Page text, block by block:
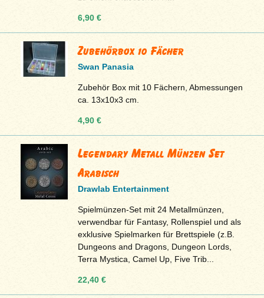
6,90 €
Zubehörbox 10 Fächer
Swan Panasia
Zubehör Box mit 10 Fächern, Abmessungen
ca. 13x10x3 cm.
4,90 €
Legendary Metall Münzen Set
Arabisch
Drawlab Entertainment
Spielmünzen-Set mit 24 Metallmünzen,
verwendbar für Fantasy, Rollenspiel und als
exklusive Spielmarken für Brettspiele (z.B.
Dungeons and Dragons, Dungeon Lords,
Terra Mystica, Camel Up, Five Trib...
22,40 €